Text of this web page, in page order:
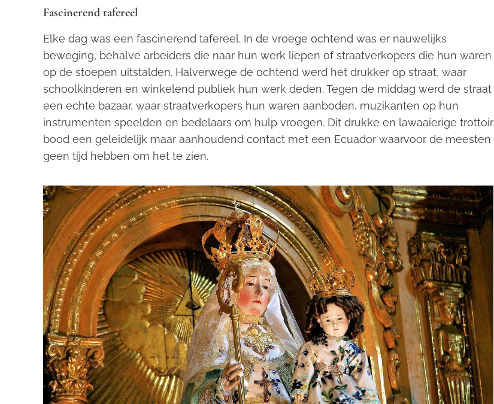
Fascinerend tafereel
Elke dag was een fascinerend tafereel. In de vroege ochtend was er nauwelijks
beweging, behalve arbeiders die naar hun werk liepen of straatverkopers die hun waren
op de stoepen uitstalden. Halverwege de ochtend werd het drukker op straat, waar
schoolkinderen en winkelend publiek hun werk deden. Tegen de middag werd de straat
een echte bazaar, waar straatverkopers hun waren aanboden, muzikanten op hun
instrumenten speelden en bedelaars om hulp vroegen. Dit drukke en lawaaierige trottoir
bood een geleidelijk maar aanhoudend contact met een Ecuador waarvoor de meesten
geen tijd hebben om het te zien.